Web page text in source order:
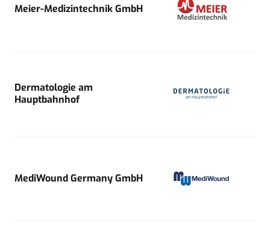
Meier-Medizintechnik GmbH
Dermatologie am
Hauptbahnhof
MediWound Germany GmbH